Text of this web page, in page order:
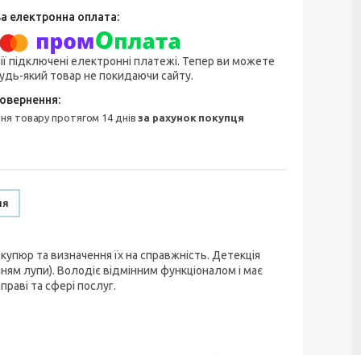
підключені електронні платежі. Тепер ви можете
який товар не покидаючи сайту.
товару протягом 14 днівза рахунок покупця
та визначення їх на справжність. Детекція
лупи). Володіє відмінним функціоналом і має
та сфері послуг.